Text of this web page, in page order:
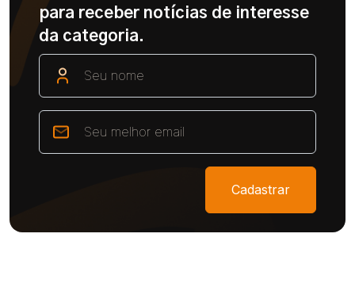
para receber notícias de interesse
da categoria.
Cadastrar